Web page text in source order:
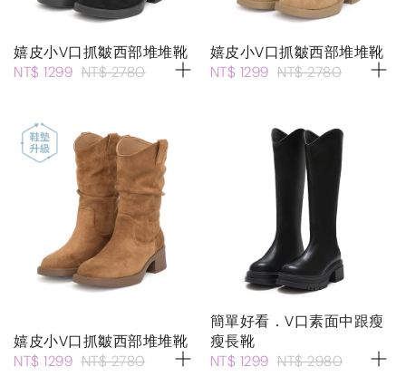
嬉皮小V口抓皺西部堆堆靴
NT$ 1299 NT$ 2780
嬉皮小V口抓皺西部堆堆靴
NT$ 1299 NT$ 2780
嬉皮小V口抓皺西部堆堆靴
NT$ 1299 NT$ 2780
簡單好看．V口素面中跟瘦
瘦長靴
NT$ 1299 NT$ 2980